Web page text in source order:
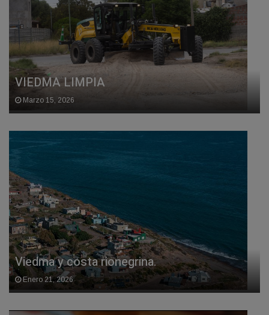
VIEDMA LIMPIA
Marzo 15, 2026
Viedma y costa rionegrina.
Enero 21, 2026